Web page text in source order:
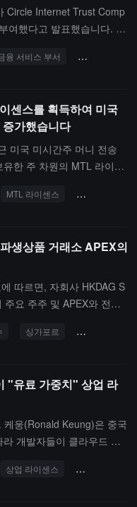
라고 밝혔습니다.FalconX
있으며, 실리콘밸리, 뉴
스타트업 Arbelos Market
에 인력을 감축한 암호화폐
인 약세장, 비용 압박 및 A
는 2018년 설립 이후
년에는 80억 달러의 가치
Circle Internet Trust Comp
여했다고 발표했습니다. 이
, 투명성 및 준수 기준에 대
다.Circle의 공동 창립자이
신탁 라이센스를 획득하는
가 가져오는 규제 명확성
금융 시스템의 핵심 구성
융 서비스 부서 신탁 라이센스
센스를 획득하여 미국
가했습니다
미국 미시간주 머니 전송
한 주 차원의 MTL 라이센
경제 지역에서의 규정 준수
MTL 라이센스 암호화 결제
생상품 거래소 APEX의
따르면, 자회사 HKDAG S
요 주주 및 APEX와 전체
정해지지 않았습니다.Ha
적인 발행 및 결제 능력을
되면 싱가포르에서 보다
이 될 것이라고 밝혔습니
결 및 MAS의 승인을 받은
받지 못했으며, 거래는 진
싱가포르 파생상품 거
"유료 가중치" 상업 라
웅(Ronald Keung)은 중국
개발자들이 클라우드 플
스와 같은 느슨한 라이센
상업 라이센스 오픈 가중치